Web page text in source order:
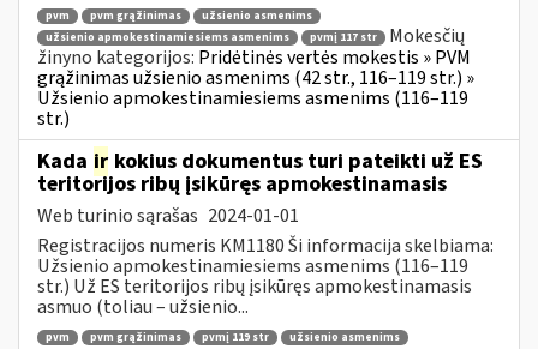
pvm pvm grąžinimas
užsienio asmenims
užsienio apmokestinamiesiems asmenims
pvmį 117 str
Mokesčių
žinyno kategorijos: Pridėtinės vertės mokestis » PVM
grąžinimas užsienio asmenims (42 str., 116–119 str.) »
Užsienio apmokestinamiesiems asmenims (116–119
str.)
Kada ir kokius dokumentus turi pateikti už ES
teritorijos ribų įsikūręs apmokestinamasis
Web turinio sąrašas 2024-01-01
Registracijos numeris KM1180 Ši informacija skelbiama:
Užsienio apmokestinamiesiems asmenims (116–119
str.) Už ES teritorijos ribų įsikūręs apmokestinamasis
asmuo (toliau – užsienio...
pvm pvm grąžinimas pvmį 119 str
užsienio asmenims